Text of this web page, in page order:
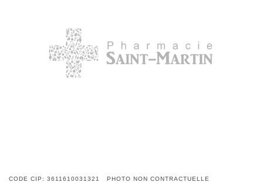
CODE CIP: 3611610031321 PHOTO NON CONTRACTUELLE